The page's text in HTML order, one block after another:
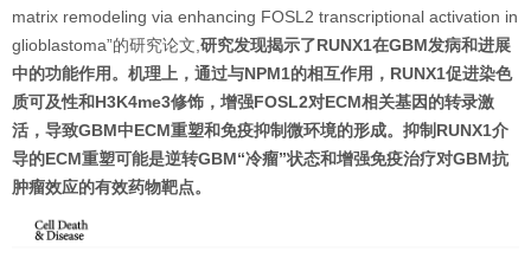
matrix remodeling via enhancing FOSL2 transcriptional activation in
glioblastoma”的研究论文, 研究发现揭示了RUNX1在GBM发病和进展
中的功能作用。机理上，通过与NPM1的相互作用，RUNX1促进染色
质可及性和H3K4me3修饰，增强FOSL2对ECM相关基因的转录激
活，导致GBM中ECM重塑和免疫抑制微环境的形成。抑制RUNX1介
导的ECM重塑可能是逆转GBM“冷瘤”状态和增强免疫治疗对GBM抗
肿瘤效应的有效药物靶点。